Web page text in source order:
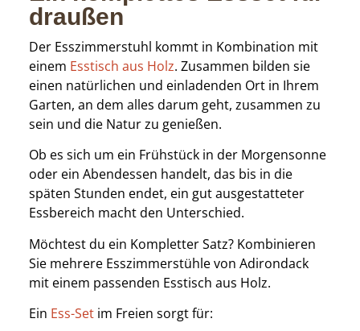
draußen
Der Esszimmerstuhl kommt in Kombination mit
einem Esstisch aus Holz. Zusammen bilden sie
einen natürlichen und einladenden Ort in Ihrem
Garten, an dem alles darum geht, zusammen zu
sein und die Natur zu genießen.
Ob es sich um ein Frühstück in der Morgensonne
oder ein Abendessen handelt, das bis in die
späten Stunden endet, ein gut ausgestatteter
Essbereich macht den Unterschied.
Möchtest du ein Kompletter Satz? Kombinieren
Sie mehrere Esszimmerstühle von Adirondack
mit einem passenden Esstisch aus Holz.
Ein Ess-Setim Freien sorgt für: